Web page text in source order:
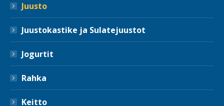
Juusto
Juustokastike ja Sulatejuustot
Jogurtit
Rahka
Keitto